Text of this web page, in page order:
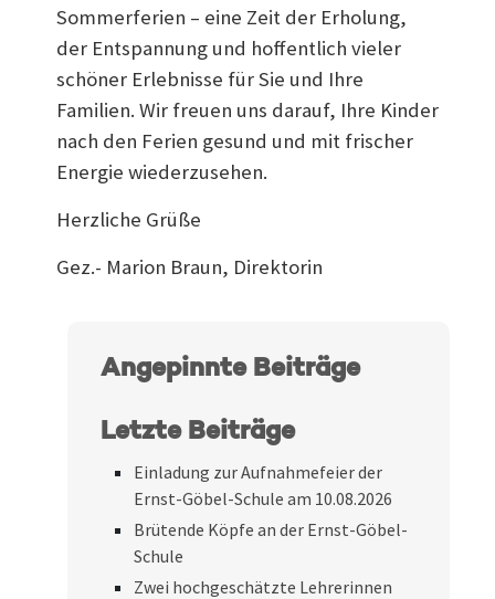
Sommerferien – eine Zeit der Erholung,
der Entspannung und hoffentlich vieler
schöner Erlebnisse für Sie und Ihre
Familien. Wir freuen uns darauf, Ihre Kinder
nach den Ferien gesund und mit frischer
Energie wiederzusehen.
Herzliche Grüße
Gez.- Marion Braun, Direktorin
Angepinnte Beiträge
Letzte Beiträge
Einladung zur Aufnahmefeier der
Ernst-Göbel-Schule am 10.08.2026
Brütende Köpfe an der Ernst-Göbel-
Schule
Zwei hochgeschätzte Lehrerinnen